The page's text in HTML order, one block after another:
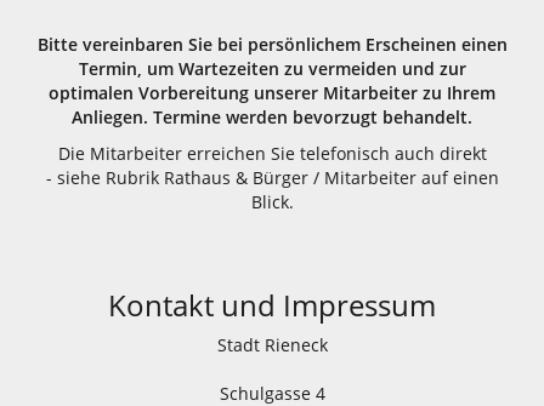
Bitte vereinbaren Sie bei persönlichem Erscheinen einen
Termin, um Wartezeiten zu vermeiden und zur
optimalen Vorbereitung unserer Mitarbeiter zu Ihrem
Anliegen. Termine werden bevorzugt behandelt.
Die Mitarbeiter erreichen Sie telefonisch auch direkt
- siehe Rubrik Rathaus & Bürger / Mitarbeiter auf einen
Blick.
Kontakt und Impressum
Stadt Rieneck
Schulgasse 4